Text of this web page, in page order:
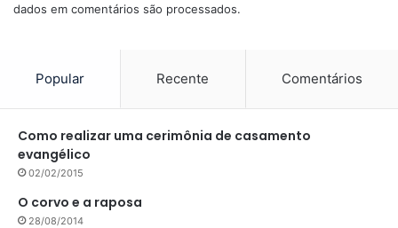
dados em comentários são processados.
Popular Recente Comentários
Como realizar uma cerimônia de casamento
evangélico
02/02/2015
O corvo e a raposa
28/08/2014